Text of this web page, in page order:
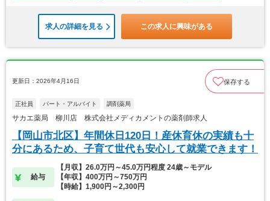
求人の詳細を見る この求人に興味がある
更新日：2026年4月16日 保存する
正社員 パート・アルバイト 調剤薬局
サカエ薬局 柳川店 株式会社メディカメントの薬剤師求人
【岡山市北区】年間休日120日！産休育休の実績も十
分にあるため、子育て世代も安心して就業できます！
給与
【月収】26.0万円～45.0万円程度 24歳～モデル
【年収】400万円～750万円
【時給】1,900円～2,300円